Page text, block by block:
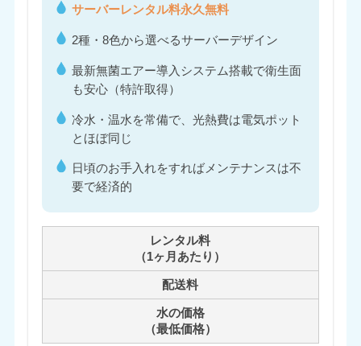
サーバーレンタル料永久無料
2種・8色から選べるサーバーデザイン
最新無菌エアー導入システム搭載で衛生面
も安心（特許取得）
冷水・温水を常備で、光熱費は電気ポット
とほぼ同じ
日頃のお手入れをすればメンテナンスは不
要で経済的
レンタル料
（1ヶ月あたり）
配送料
水の価格
（最低価格）